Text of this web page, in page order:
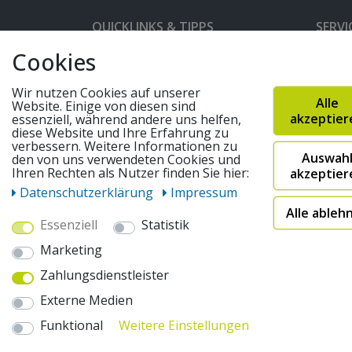
QUICKLINKS & TIPPS
Kunden-Login
Partnerprogramm
Marken
FAQ
Widerruf absenden
© 2026 pentagonsports.de
Daten­schutz­erklärung
* Alle Preise inkl. gesetzlicher Mehrwertsteuer zuzüglich
"Sofort verfügbar") | 2Versandkostenfrei nach
Cookies
Wir nutzen Cookies auf unserer
Website. Einige von diesen sind
essenziell, während andere uns helfen,
diese Website und Ihre Erfahrung zu
verbessern. Weitere Informationen zu
den von uns verwendeten Cookies und
Ihren Rechten als Nutzer finden Sie hier:
Daten­schutz­erklärung
Impressum
Essenziell
Statistik
Marketing
Zahlungsdienstleister
Externe Medien
Funktional
Weitere Einstellungen
Alle
Auswahl
Alle